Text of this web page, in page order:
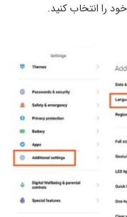
را انتخاب کنید.